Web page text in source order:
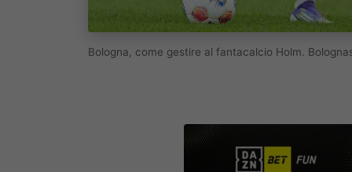
Bologna, come gestire al fantacalcio Holm.